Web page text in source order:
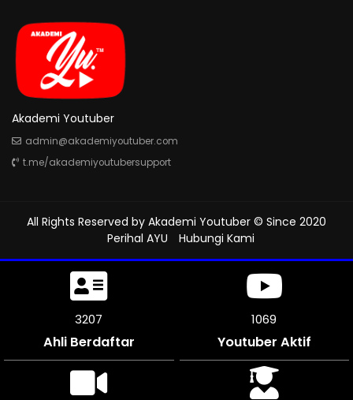
Akademi Youtuber
admin@akademiyoutuber.com
t.me/akademiyoutubersupport
All Rights Reserved by Akademi Youtuber © Since 2020
Perihal AYU
Hubungi Kami
3558
Ahli Berdaftar
1186
Youtuber Aktif